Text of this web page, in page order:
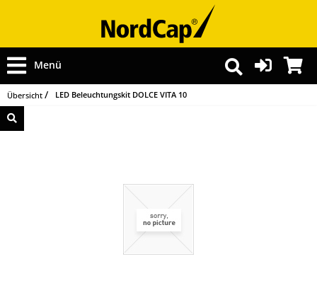
Menü
Übersicht LED Beleuchtungskit DOLCE VITA 10